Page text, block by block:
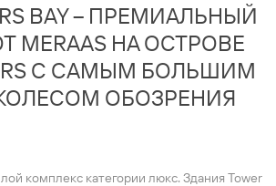
BAY – ПРЕМИАЛЬНЫЙ
MERAAS НА ОСТРОВЕ
С САМЫМ БОЛЬШИМ
ОБОЗРЕНИЯ
комплекс категории люкс. Здания Tower